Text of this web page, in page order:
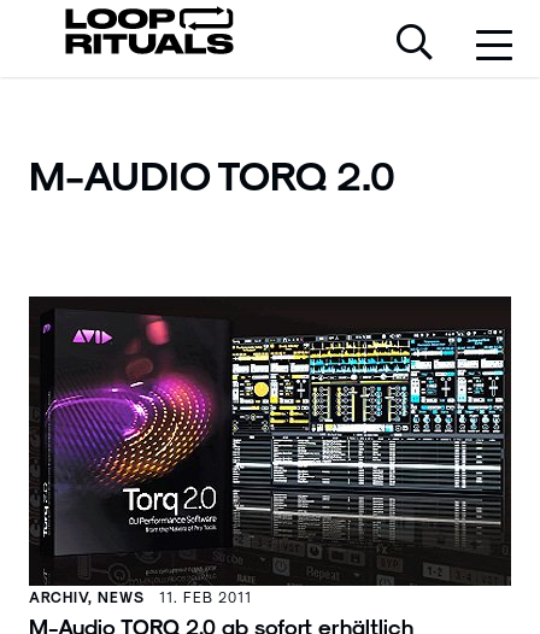
M-AUDIO TORQ 2.0
ARCHIV, NEWS 11. FEB 2011
M-Audio TORQ 2.0 ab sofort erhältlich